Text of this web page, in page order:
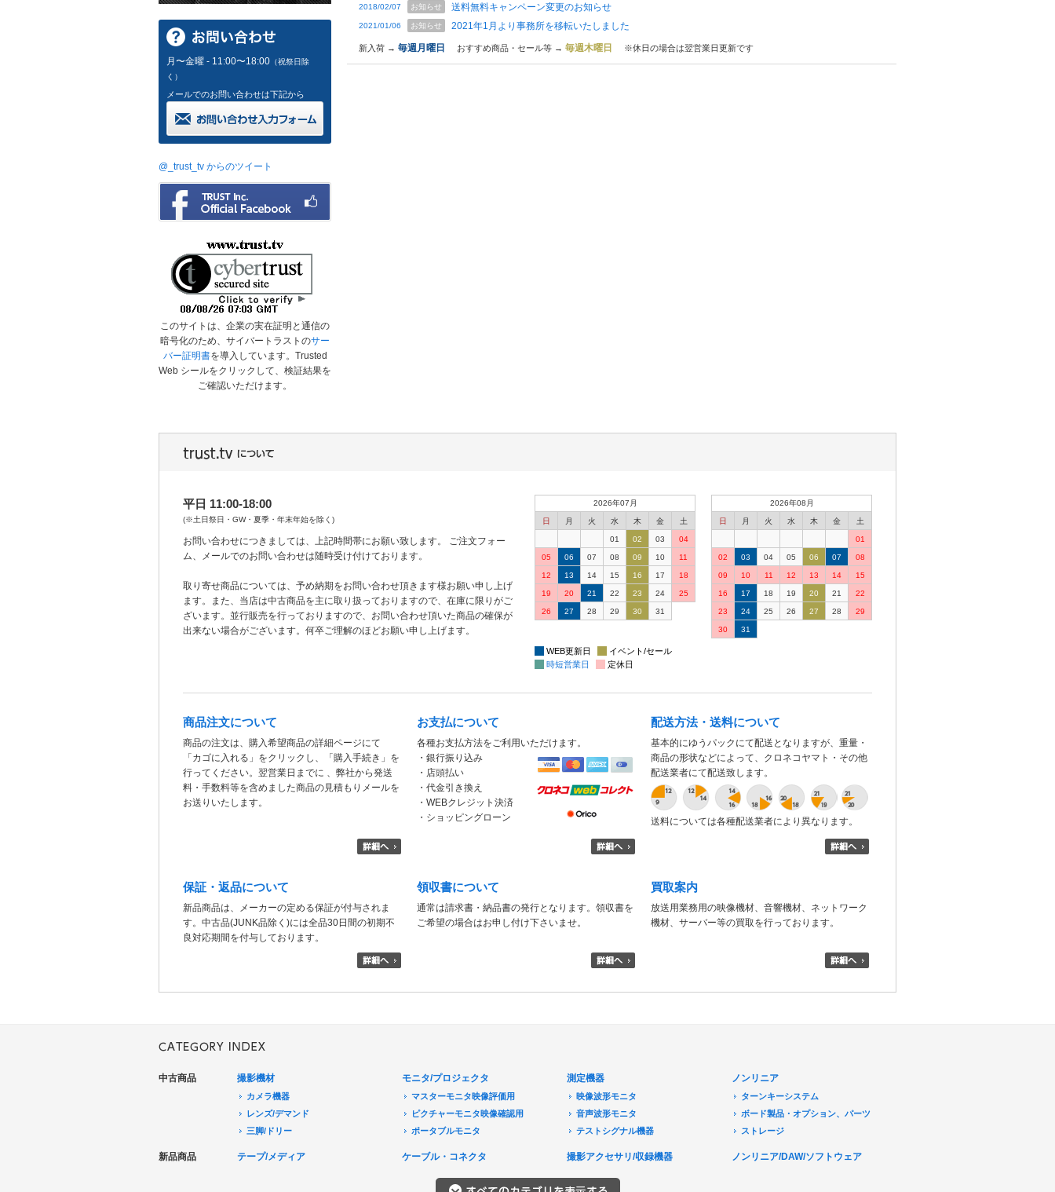
2018/02/07 お知らせ 送料無料キャンペーン変更のお知らせ
2021/01/06 お知らせ 2021年1月より事務所を移転いたしました
新入荷 → 毎週月曜日 おすすめ商品・セール等 → 毎週木曜日 ※休日の場合は翌営業日更新です
月〜金曜 - 11:00〜18:00 （祝祭日除
く）
メールでのお問い合わせは下記から
@_trust_tv からのツイート
このサイトは、企業の実在証明と通信の
暗号化のため、サイバートラストのサー
バー証明書を導入しています。Trusted
Web シールをクリックして、検証結果を
ご確認いただけます。
平日 11:00-18:00
(※土日祭日・GW・夏季・年末年始を除く)
お問い合わせにつきましては、上記時間帯にお願い致します。 ご注文フォー
ム、メールでのお問い合わせは随時受け付けております。
取り寄せ商品については、予め納期をお問い合わせ頂きます様お願い申し上げ
ます。また、当店は中古商品を主に取り扱っておりますので、在庫に限りがご
ざいます。並行販売を行っておりますので、お問い合わせ頂いた商品の確保が
出来ない場合がございます。何卒ご理解のほどお願い申し上げます。
2026年07月
日 月 火 水 木 金 土
01 02 03 04
05 06 07 08 09 10 11
12 13 14 15 16 17 18
19 20 21 22 23 24 25
26 27 28 29 30 31
2026年08月
日 月 火 水 木 金 土
01
02 03 04 05 06 07 08
09 10 11 12 13 14 15
16 17 18 19 20 21 22
23 24 25 26 27 28 29
30 31
WEB更新日
イベント/セール
時短営業日
定休日
商品注文について
商品の注文は、購入希望商品の詳細ページにて
「カゴに入れる」をクリックし、「購入手続き」を
行ってください。翌営業日までに 、弊社から発送
料・手数料等を含めました商品の見積もりメールを
お送りいたします。
お支払について
各種お支払方法をご利用いただけます。
・銀行振り込み
・店頭払い
・代金引き換え
・WEBクレジット決済
・ショッピングローン
配送方法・送料について
基本的にゆうパックにて配送となりますが、重量・
商品の形状などによって、クロネコヤマト・その他
配送業者にて配送致します。
送料については各種配送業者により異なります。
保証・返品について
新品商品は、メーカーの定める保証が付与されま
す。中古品(JUNK品除く)には全品30日間の初期不
良対応期間を付与しております。
領収書について
通常は請求書・納品書の発行となります。領収書を
ご希望の場合はお申し付け下さいませ。
買取案内
放送用業務用の映像機材、音響機材、ネットワーク
機材、サーバー等の買取を行っております。
中古商品 撮影機材
カメラ機器
レンズ/デマンド
三脚/ドリー
モニタ/プロジェクタ
マスターモニタ映像評価用
ピクチャーモニタ映像確認用
ポータブルモニタ
プロジェクタ
測定機器
映像波形モニタ
音声波形モニタ
テストシグナル機器
レコーダ/プレーヤ
ノンリニア
ターンキーシステム
ボード製品・オプション、パーツ
ストレージ
新品商品 テープ/メディア ケーブル・コネクタ 撮影アクセサリ/収録機器 ノンリニア/DAW/ソフトウェア